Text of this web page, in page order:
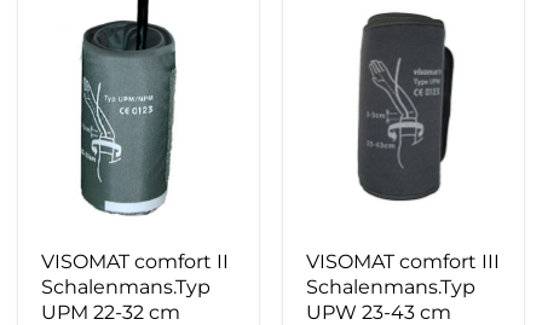
VISOMAT comfort II
Schalenmans.Typ
UPM 22-32 cm
VISOMAT comfort III
Schalenmans.Typ
UPW 23-43 cm